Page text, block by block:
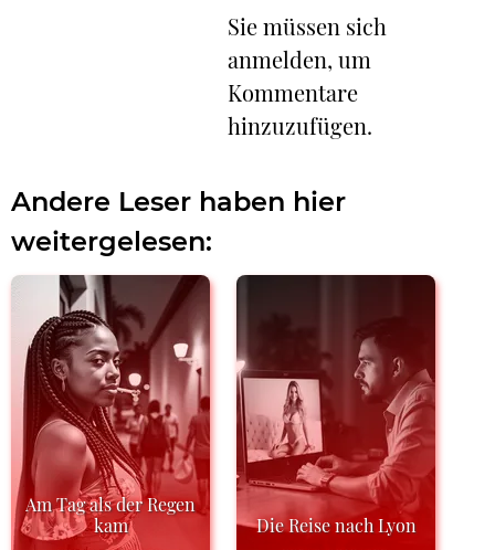
Sie müssen sich
anmelden, um
Kommentare
hinzuzufügen.
Andere Leser haben hier
weitergelesen:
Am Tag als der Regen
kam
Die Reise nach Lyon